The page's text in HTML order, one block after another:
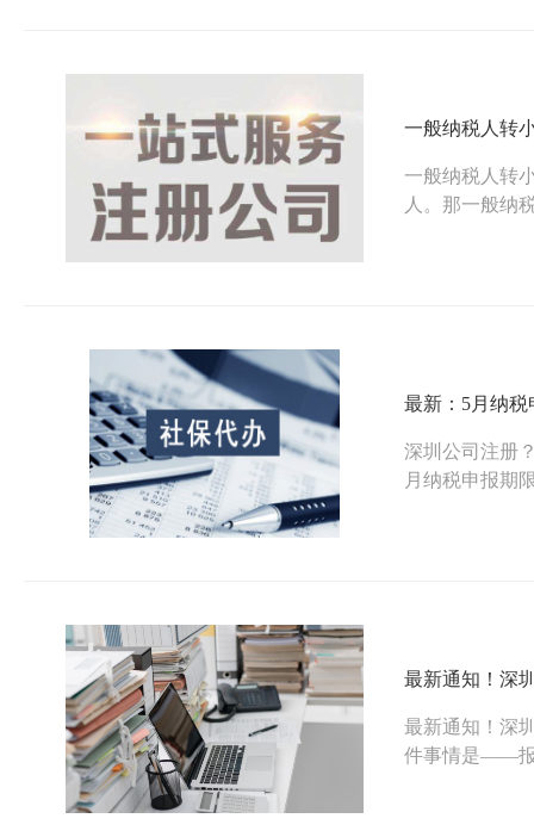
一般纳税人转
一般纳税人转
人。那一般纳
最新：5月纳
深圳公司注册
月纳税申报期
最新通知！深
最新通知！深
件事情是——报